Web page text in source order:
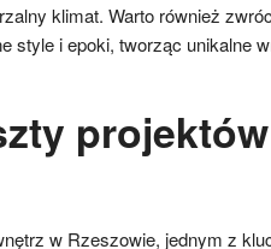
klimat. Warto również
style i epoki, tworząc unikalne
w Rzeszowie, jednym z